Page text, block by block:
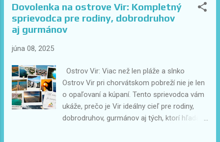
viac než 16 rokov a áno, mám na neho
"papier" , lebo však kto by dobrovoľne platil
tú sumu, však? Naša dcéra má dnes 12
príde správa typu: „Ak ho raz nebudeš chcieť,
daj vedieť, ja ho beriem. On mi totiž lajkuje
každú fotku.“ Fascinujúce logické spojenie –
keď vám muž niečo lajkne na Facebooku,
rovno je pripravený opustiť svoju rodinu. Toto
Dovolenka na ostrove Vir: Kompletný
sprievodca pre rodiny, dobrodruhov
aj gurmánov
júna 08, 2025
Ostrov Vir: Viac než len pláže a slnko
Ostrov Vir pri chorvátskom pobreží nie je len
o opaľovaní a kúpaní. Tento sprievodca vám
ukáže, prečo je Vir ideálny cieľ pre rodiny,
dobrodruhov, gurmánov aj tých, ktorí hľadajú